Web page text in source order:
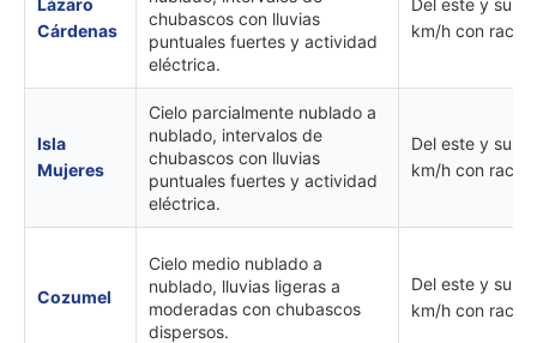
Cárdenas
chubascos con lluvias
puntuales fuertes y actividad
eléctrica.
km/h con
Isla
Mujeres
Cielo parcialmente nublado a
nublado, intervalos de
chubascos con lluvias
puntuales fuertes y actividad
eléctrica.
Del este y
km/h con
Cozumel
Cielo medio nublado a
nublado, lluvias ligeras a
moderadas con chubascos
dispersos.
Del este y
km/h con